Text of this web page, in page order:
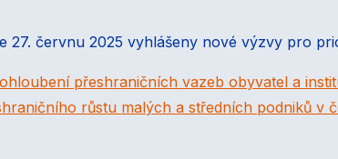
červnu 2025 vyhlášeny nové výzvy pro
přeshraničních vazeb obyvatel a
růstu malých a středních podniků v